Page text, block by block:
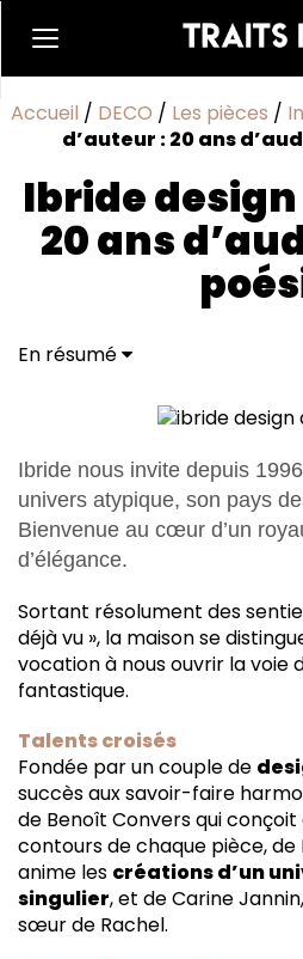
Accueil / DECO / Les pièces /
d’auteur : 20 ans
Ibride
20 ans
En résumé
Ibride nous invite depuis
univers atypique, son pays
Bienvenue au cœur d’un
d’élégance.
Sortant résolument des
déjà vu », la maison se
vocation à nous ouvrir la voie
fantastique.
Talents croisés
Fondée par un couple de
succès aux savoir-faire
de Benoît Convers qui conçoit
contours de chaque pièce, de
anime les créations d’un
singulier, et de Carine
sœur de Rachel.